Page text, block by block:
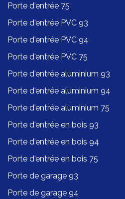
Porte d'entrée 75
Porte d'entrée PVC 93
Porte d'entrée PVC 94
Porte d'entrée PVC 75
Porte d'entrée aluminium 93
Porte d'entrée aluminium 94
Porte d'entrée aluminium 75
Porte d'entrée en bois 93
Porte d'entrée en bois 94
Porte d'entrée en bois 75
Porte de garage 93
Porte de garage 94